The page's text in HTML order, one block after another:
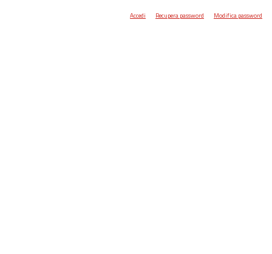
Accedi Recupera password Modifica password